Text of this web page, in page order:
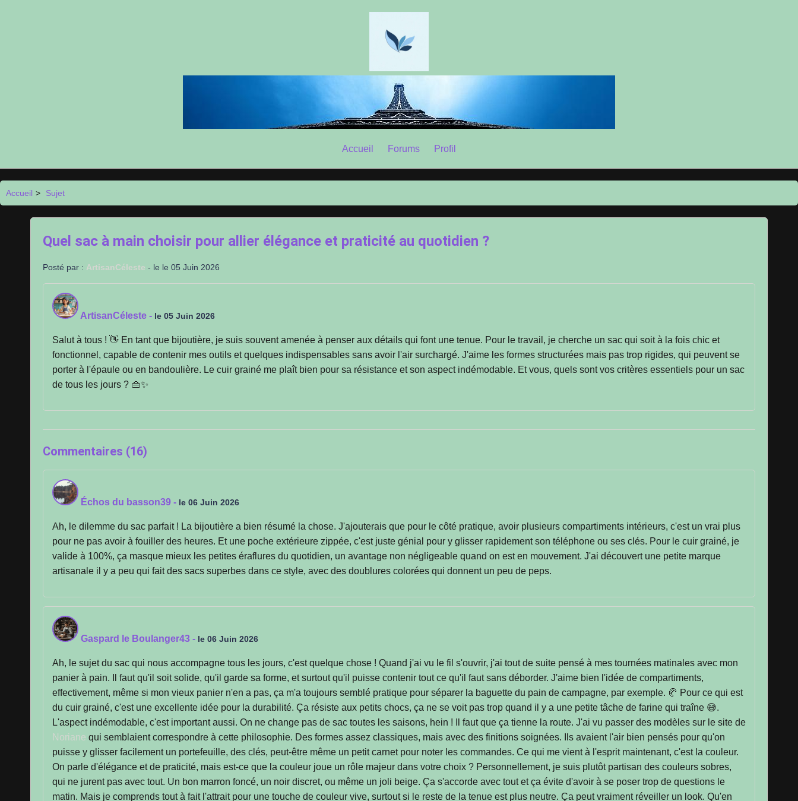
Accueil Forums Profil
Accueil > Sujet
Quel sac à main choisir pour allier élégance et praticité au quotidien ?
Posté par : ArtisanCéleste - le le 05 Juin 2026
ArtisanCéleste - le 05 Juin 2026
Salut à tous ! 👋 En tant que bijoutière, je suis souvent amenée à penser aux détails qui font une tenue. Pour le travail, je cherche un sac qui soit à la fois chic et
fonctionnel, capable de contenir mes outils et quelques indispensables sans avoir l'air surchargé. J'aime les formes structurées mais pas trop rigides, qui peuvent se
porter à l'épaule ou en bandoulière. Le cuir grainé me plaît bien pour sa résistance et son aspect indémodable. Et vous, quels sont vos critères essentiels pour un sac
de tous les jours ? 👜✨
Commentaires (16)
Échos du basson39 - le 06 Juin 2026
Ah, le dilemme du sac parfait ! La bijoutière a bien résumé la chose. J'ajouterais que pour le côté pratique, avoir plusieurs compartiments intérieurs, c'est un vrai plus
pour ne pas avoir à fouiller des heures. Et une poche extérieure zippée, c'est juste génial pour y glisser rapidement son téléphone ou ses clés. Pour le cuir grainé, je
valide à 100%, ça masque mieux les petites éraflures du quotidien, un avantage non négligeable quand on est en mouvement. J'ai découvert une petite marque
artisanale il y a peu qui fait des sacs superbes dans ce style, avec des doublures colorées qui donnent un peu de peps.
Gaspard le Boulanger43 - le 06 Juin 2026
Ah, le sujet du sac qui nous accompagne tous les jours, c'est quelque chose ! Quand j'ai vu le fil s'ouvrir, j'ai tout de suite pensé à mes tournées matinales avec mon
panier à pain. Il faut qu'il soit solide, qu'il garde sa forme, et surtout qu'il puisse contenir tout ce qu'il faut sans déborder. J'aime bien l'idée de compartiments,
effectivement, même si mon vieux panier n'en a pas, ça m'a toujours semblé pratique pour séparer la baguette du pain de campagne, par exemple. 🥐 Pour ce qui est
du cuir grainé, c'est une excellente idée pour la durabilité. Ça résiste aux petits chocs, ça ne se voit pas trop quand il y a une petite tâche de farine qui traîne 😅.
L'aspect indémodable, c'est important aussi. On ne change pas de sac toutes les saisons, hein ! Il faut que ça tienne la route. J'ai vu passer des modèles sur le site de
Noriane qui semblaient correspondre à cette philosophie. Des formes assez classiques, mais avec des finitions soignées. Ils avaient l'air bien pensés pour qu'on
puisse y glisser facilement un portefeuille, des clés, peut-être même un petit carnet pour noter les commandes. Ce qui me vient à l'esprit maintenant, c'est la couleur.
On parle d'élégance et de praticité, mais est-ce que la couleur joue un rôle majeur dans votre choix ? Personnellement, je suis plutôt partisan des couleurs sobres,
qui ne jurent pas avec tout. Un bon marron foncé, un noir discret, ou même un joli beige. Ça s'accorde avec tout et ça évite d'avoir à se poser trop de questions le
matin. Mais je comprends tout à fait l'attrait pour une touche de couleur vive, surtout si le reste de la tenue est plus neutre. Ça peut vraiment réveiller un look. Qu'en